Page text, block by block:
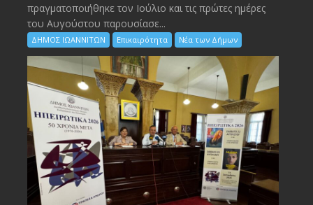
πραγματοποιήθηκε τον Ιούλιο και τις πρώτες ημέρες
του Αυγούστου παρουσίασε...
ΔΗΜΟΣ ΙΩΑΝΝΙΤΩΝ Επικαιρότητα Νέα των Δήμων